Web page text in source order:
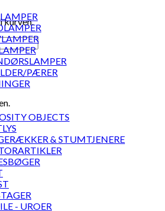
kurven.
PÆRER
OBJECTS
& STUMTJENERE
- UROER